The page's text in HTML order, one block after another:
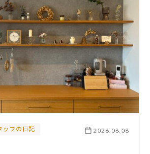
ッフの日記 2026.08.08